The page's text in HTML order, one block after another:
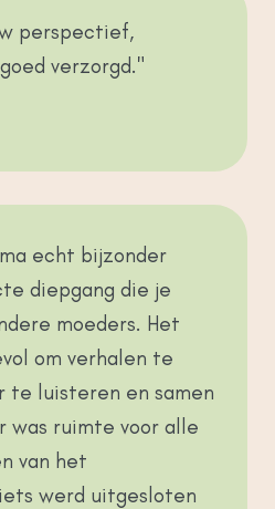
perspectief,
verzorgd."
echt bijzonder
diepgang die je
moeders. Het
om verhalen te
te luisteren en samen
ruimte voor alle
van het
werd uitgesloten